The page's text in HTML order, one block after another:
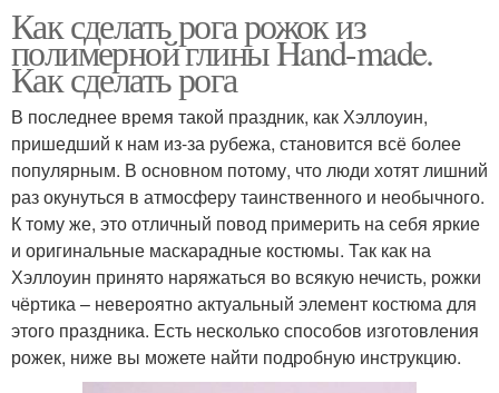
Как сделать рога рожок из
полимерной глины Hand-made.
Как сделать рога
В последнее время такой праздник, как Хэллоуин,
пришедший к нам из-за рубежа, становится всё более
популярным. В основном потому, что люди хотят лишний
раз окунуться в атмосферу таинственного и необычного.
К тому же, это отличный повод примерить на себя яркие
и оригинальные маскарадные костюмы. Так как на
Хэллоуин принято наряжаться во всякую нечисть, рожки
чёртика – невероятно актуальный элемент костюма для
этого праздника. Есть несколько способов изготовления
рожек, ниже вы можете найти подробную инструкцию.